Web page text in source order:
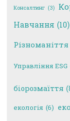
Консалтинг (3)
Навчання (10)
Різноманіття
Управління ESG
біорозмаїття
екологія (6)